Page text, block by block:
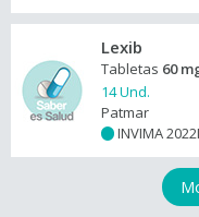
Lexib
Tabletas 60
14 Und.
Patmar
INVIMA